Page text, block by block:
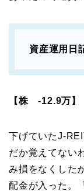
資産運用日
【株 -12.9万】
下げていたJ-
だか覚えてない
み損をなくした
配金が入った。